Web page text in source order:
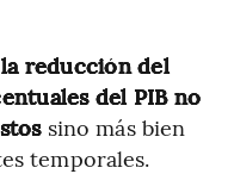
la reducción del
del PIB no
sino más bien
temporales.